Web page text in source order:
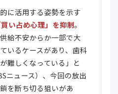
に活用する姿勢を示す
買い占め心理」を抑制。
給不安からか一部で大
いるケースがあり、歯科
難しくなっている」と
ニュース）、今回の放出
を断ち切る狙いがあ